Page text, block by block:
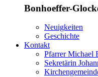
Bonhoeffer-
Neuigkeiten
Geschichte
Kontakt
Pfarrer Michael
Sekretärin